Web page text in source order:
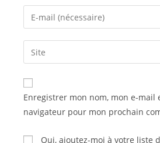
name
comment
Enter
your
email
address
comment
Saisir
l’URL
de
votre
(facultatif)
Enregistrer mon nom, mon e-mail
navigateur pour mon prochain
Oui, ajoutez-moi à votre liste